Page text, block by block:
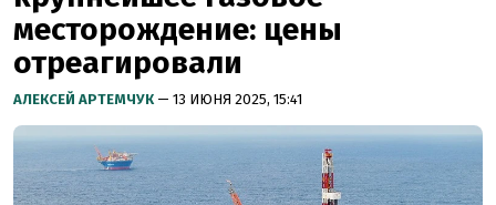
месторождение: цены
отреагировали
АЛЕКСЕЙ АРТЕМЧУК — 13 ИЮНЯ 2025, 15:41